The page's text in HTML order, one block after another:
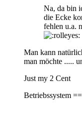
Na, da bin
die Ecke
fehlen u.a.
Man kann
man möchte .....
Just my 2 Cent
Betriebssystem